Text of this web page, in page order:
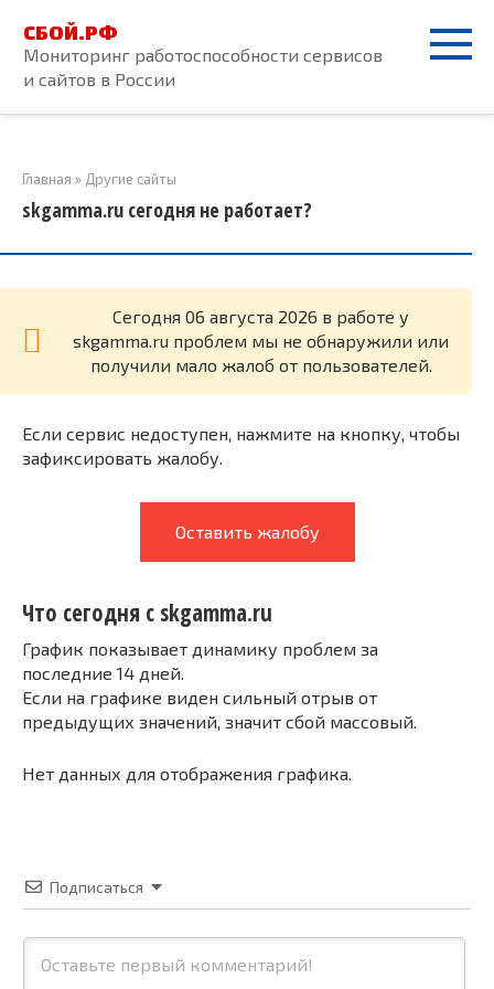
контенту
СБОЙ.РФ
Мониторинг работоспособности сервисов
и сайтов в России
Главная » Другие сайты
skgamma.ru сегодня не работает?
Cегодня 06 августа 2026 в работе у
skgamma.ru проблем мы не обнаружили или
получили мало жалоб от пользователей.
Если сервис недоступен, нажмите на кнопку, чтобы
зафиксировать жалобу.
Оставить жалобу
Что сегодня с skgamma.ru
График показывает динамику проблем за
последние 14 дней.
Если на графике виден сильный отрыв от
предыдущих значений, значит сбой массовый.
Нет данных для отображения графика.
Подписаться